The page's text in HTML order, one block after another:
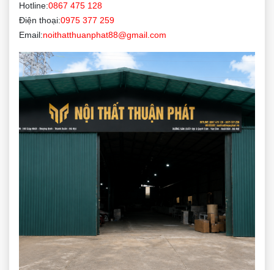
Hotline:0867 475 128
Điện thoại:0975 377 259
Email:noithatthuanphat88@gmail.com